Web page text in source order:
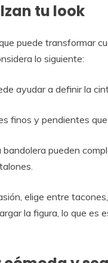
tu look
puede transformar
lo siguiente:
ayudar a definir la
finos y pendientes
bandolera pueden
elige entre
la figura, lo que es